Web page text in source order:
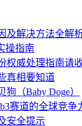
及解决方法全解
操指南
权威处理指南请
真相要知道
（Baby Doge）
赛道的全球竞争
安全提示